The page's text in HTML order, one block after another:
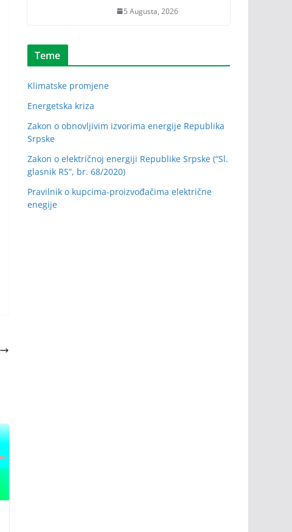
5 Augusta, 2026
Teme
Klimatske promjene
Energetska kriza
Zakon o obnovljivim izvorima energije Republika
Srpske
Zakon o električnoj energiji Republike Srpske (“Sl.
glasnik RS”, br. 68/2020)
Pravilnik o kupcima-proizvođačima električne
enegije